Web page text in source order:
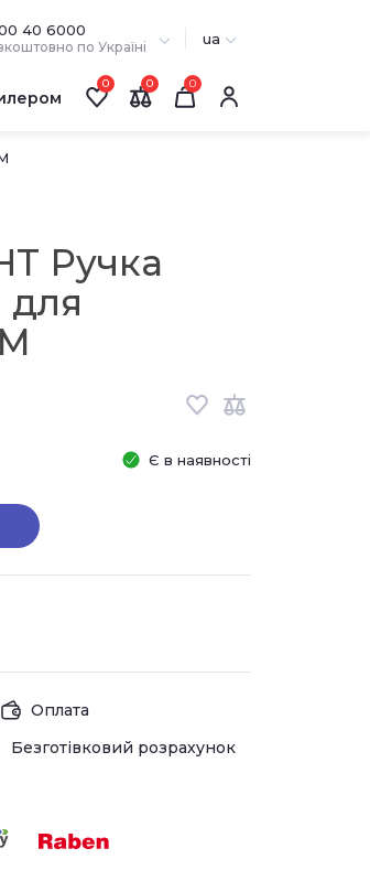
40 6000
по Україні ua
0 0
Ручка
для
Є в наявності
Оплата
Безготівковий розрахунок